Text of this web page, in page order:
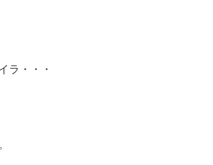
ラ・・・